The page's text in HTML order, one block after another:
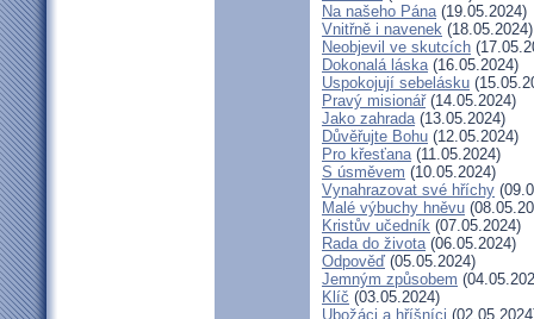
Na našeho Pána(19.05.2024)
Vnitřně i navenek (18.05.2024)
Neobjevil ve skutcích
Dokonalá láska(16.05.2024)
Uspokojují sebelásku
Pravý misionář(14.05.2024)
Jako zahrada(13.05.2024)
Důvěřujte Bohu (12.05.2024)
Pro křesťana(11.05.2024)
S úsměvem (10.05.2024)
Vynahrazovat své hříchy
Malé výbuchy hněvu
Kristův učedník (07.05.2024)
Rada do života(06.05.2024)
Odpověď (05.05.2024)
Jemným způsobem
Klíč (03.05.2024)
Ubožáci a hříšníci